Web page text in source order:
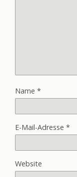
Name *
E-Mail-Adresse *
Website